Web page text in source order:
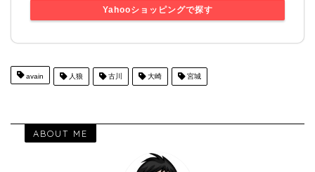
Yahooショッピングで探す
avain 人狼 古川 大崎 宮城
ABOUT ME